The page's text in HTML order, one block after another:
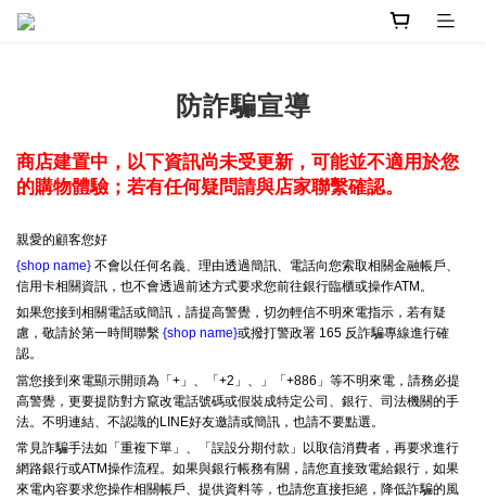
防詐騙宣導
商店建置中，以下資訊尚未受更新，可能並不適用於您
的購物體驗；若有任何疑問請與店家聯繫確認。
親愛的顧客您好
{shop name} 不會以任何名義、理由透過簡訊、電話向您索取相關金融帳戶、
信用卡相關資訊，也不會透過前述方式要求您前往銀行臨櫃或操作ATM。
如果您接到相關電話或簡訊，請提高警覺，切勿輕信不明來電指示，若有疑
慮，敬請於第一時間聯繫 {shop name}或撥打警政署 165 反詐騙專線進行確
認。
當您接到來電顯示開頭為「+」、「+2」、」「+886」等不明來電，請務必提
高警覺，更要提防對方竄改電話號碼或假裝成特定公司、銀行、司法機關的手
法。不明連結、不認識的LINE好友邀請或簡訊，也請不要點選。
常見詐騙手法如「重複下單」、「誤設分期付款」以取信消費者，再要求進行
網路銀行或ATM操作流程。如果與銀行帳務有關，請您直接致電給銀行，如果
來電內容要求您操作相關帳戶、提供資料等，也請您直接拒絕，降低詐騙的風